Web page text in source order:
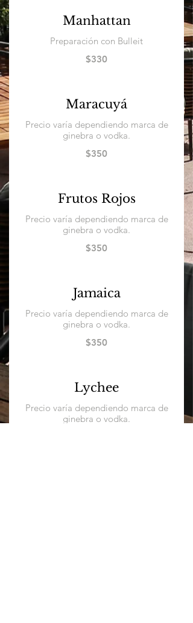
Manhattan
Preparación con Bulleit
$330
Maracuyá
Precio varía dependiendo marca de
ginebra o vodka.
$350
Frutos Rojos
Precio varía dependiendo marca de
ginebra o vodka.
$350
Jamaica
Precio varía dependiendo marca de
ginebra o vodka.
$350
Lychee
Precio varía dependiendo marca de
ginebra o vodka.